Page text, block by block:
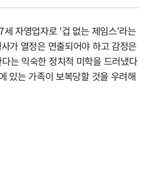
세 자영업자로 '겁 없는 제임스'라는
가 열정은 연출되어야 하고 감정은
는 익숙한 정치적 미학을 드러냈다
있는 가족이 보복당할 것을 우려해